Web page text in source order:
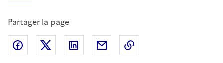
Partager la page
Partager sur Facebook
Partager sur X (anciennement Twitter)
Partager sur LinkedIn
Partager par email